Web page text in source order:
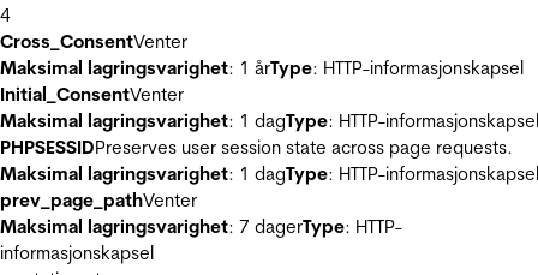
4
Cross_ConsentVenter
Maksimal lagringsvarighet: 1 årType: HTTP-informasjonskapsel
Initial_ConsentVenter
Maksimal lagringsvarighet: 1 dagType: HTTP-informasjonskapsel
PHPSESSIDPreserves user session state across page requests.
Maksimal lagringsvarighet: 1 dagType: HTTP-informasjonskapsel
prev_page_pathVenter
Maksimal lagringsvarighet: 7 dagerType: HTTP-
informasjonskapsel